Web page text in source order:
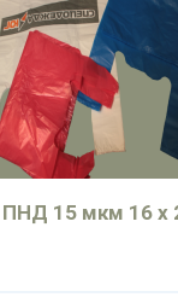
ПНД 15 мкм 16 х